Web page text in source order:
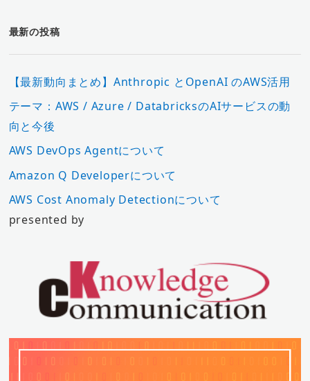
最新の投稿
【最新動向まとめ】Anthropic とOpenAI のAWS活用
テーマ：AWS / Azure / DatabricksのAIサービスの動
向と今後
AWS DevOps Agentについて
Amazon Q Developerについて
AWS Cost Anomaly Detectionについて
presented by